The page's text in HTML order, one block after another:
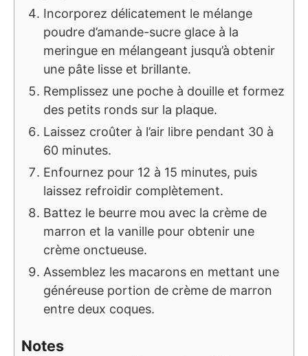
Incorporez délicatement le mélange
poudre d’amande-sucre glace à la
meringue en mélangeant jusqu’à obtenir
une pâte lisse et brillante.
Remplissez une poche à douille et formez
des petits ronds sur la plaque.
Laissez croûter à l’air libre pendant 30 à
60 minutes.
Enfournez pour 12 à 15 minutes, puis
laissez refroidir complètement.
Battez le beurre mou avec la crème de
marron et la vanille pour obtenir une
crème onctueuse.
Assemblez les macarons en mettant une
généreuse portion de crème de marron
entre deux coques.
Notes